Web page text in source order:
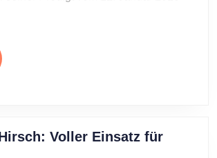
Voller Einsatz für